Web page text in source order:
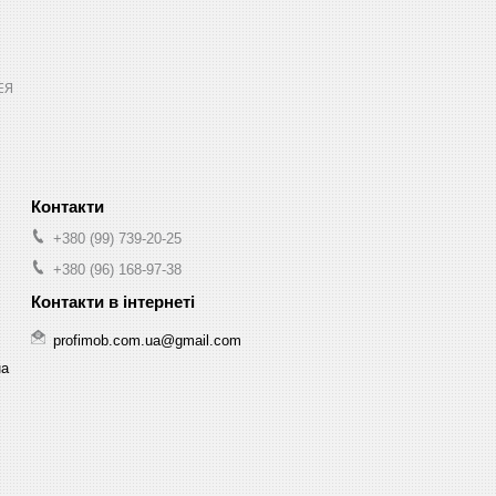
+380 (99) 739-20-25
+380 (96) 168-97-38
profimob.com.ua@gmail.com